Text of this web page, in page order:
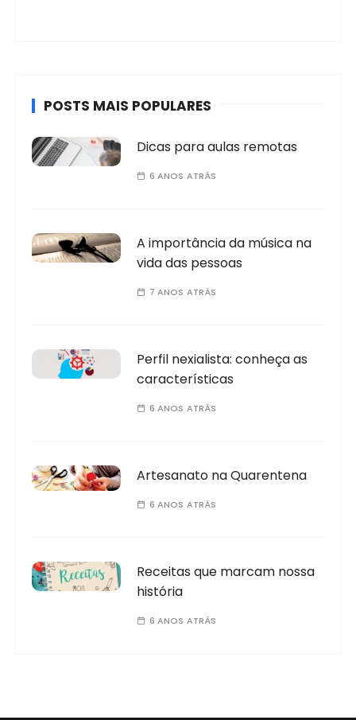
POSTS MAIS POPULARES
Dicas para aulas remotas
6 ANOS ATRÁS
A importância da música na
vida das pessoas
7 ANOS ATRÁS
Perfil nexialista: conheça as
características
6 ANOS ATRÁS
Artesanato na Quarentena
6 ANOS ATRÁS
Receitas que marcam nossa
história
6 ANOS ATRÁS